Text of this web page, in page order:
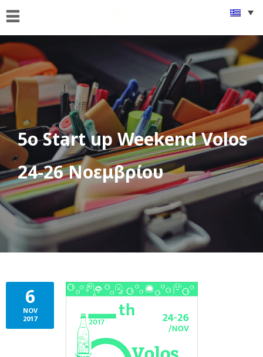
5ο Start up Weekend Volos
24-26 Νοεμβρίου
6
NOV
2017
ΕΙΜΑΣΤΕ
ΤΙ
ΚΑΝΟΥΜΕ
FAMus
Project
GDPR
ΝΕΑ
ΟΜΟΓΕΝΕΙΑ
ΕΠΙΚΟΙΝΩΝΙΑ